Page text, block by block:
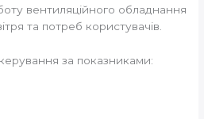
вентиляційного обладнання
та потреб користувачів.
за показниками: